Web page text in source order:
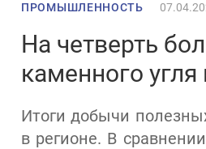
ПРОМЫШЛЕННОСТЬ
На четверть
каменного угля
Итоги добычи
в регионе. В